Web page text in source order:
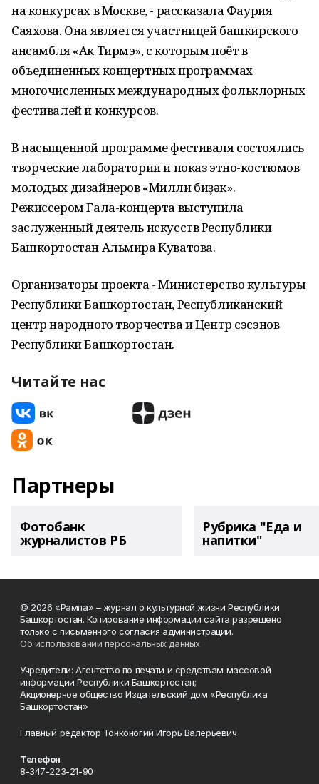
на конкурсах в Москве, - рассказала Фаурия
Саяхова. Она является участницей башкирского
ансамбля «Ак Тирмэ», с которым поёт в
объединенных концертных программах
многочисленных международных фольклорных
фестивалей и конкурсов.
В насыщенной программе фестиваля состоялись
творческие лаборатории и показ этно-костюмов
молодых дизайнеров «Милли биҙәк».
Режиссером Гала-концерта выступила
заслуженный деятель искусств Республики
Башкортостан Альмира Куватова.
Организаторы проекта - Министерство культуры
Республики Башкортостан, Республиканский
центр народного творчества и Центр сэсэнов
Республики Башкортостан.
Читайте нас
Партнеры
Фотобанк
журналистов РБ
Рубрика "Еда и
напитки"
© 2026 «Рампа» – журнал о культурной жизни Республики
Башкортостан. Копирование информации сайта разрешено
только с письменного согласия администрации.
Об использовании персональных данных
Учредители: Агентство по печати и средствам массовой
информации Республики Башкортостан;
Акционерное общество Издательский дом «Республика
Башкортостан»
Главный редактор Тонконогий Игорь Валерьевич
Телефон
8-347-223-21-90